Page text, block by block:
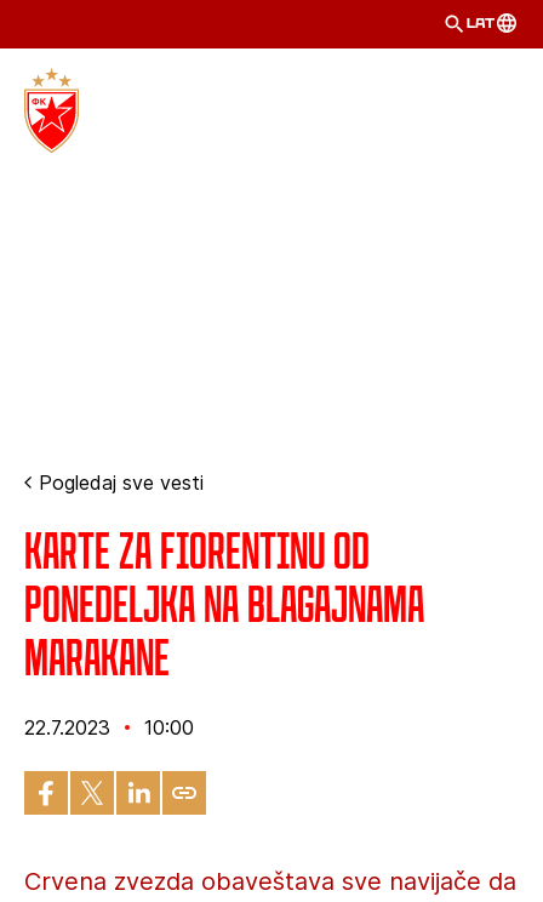
LAT
Pogledaj sve vesti
Karte za Fiorentinu od
ponedeljka na blagajnama
Marakane
22.7.2023 10:00
Crvena zvezda obaveštava sve navijače da